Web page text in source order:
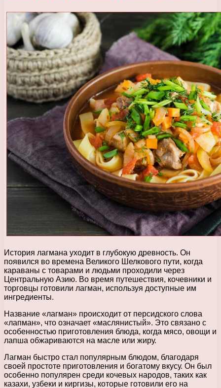
История лагмана уходит в глубокую древность. Он
появился во времена Великого Шелкового пути, когда
караваны с товарами и людьми проходили через
Центральную Азию. Во время путешествия, кочевники и
торговцы готовили лагман, используя доступные им
ингредиенты.
Название «лагман» происходит от персидского слова
«лапман», что означает «маслянистый». Это связано с
особенностью приготовления блюда, когда мясо, овощи и
лапша обжариваются на масле или жиру.
Лагман быстро стал популярным блюдом, благодаря
своей простоте приготовления и богатому вкусу. Он был
особенно популярен среди кочевых народов, таких как
казахи, узбеки и киргизы, которые готовили его на